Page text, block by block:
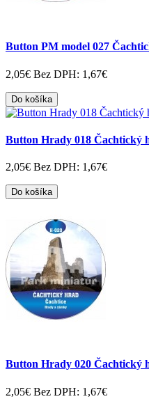
Button PM model 027
2,05€ Bez DPH: 1,67€
Do košíka
Button Hrady 018 Čachtický
2,05€ Bez DPH: 1,67€
Do košíka
Button Hrady 020 Čachtický
2,05€ Bez DPH: 1,67€